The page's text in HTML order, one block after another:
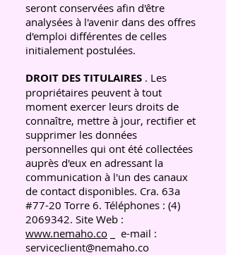
seront conservées afin d'être
analysées à l'avenir dans des offres
d'emploi différentes de celles
initialement postulées.
DROIT DES TITULAIRES . Les
propriétaires peuvent à tout
moment exercer leurs droits de
connaître, mettre à jour, rectifier et
supprimer les données
personnelles qui ont été collectées
auprès d'eux en adressant la
communication à l'un des canaux
de contact disponibles. Cra. 63a
#77-20 Torre 6. Téléphones : (4)
2069342. Site Web :
www.nemaho.co
e-mail :
serviceclient@nemaho.co